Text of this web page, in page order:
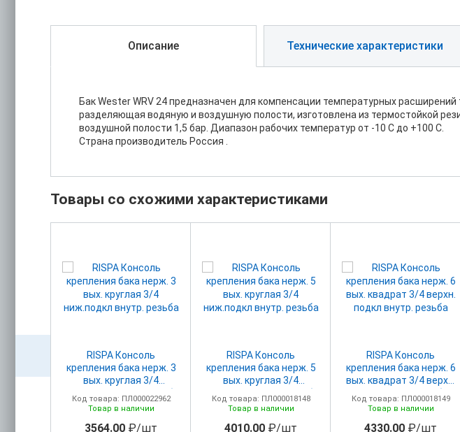
Описание Технические характеристики
Бак Wester WRV 24 предназначен для компенсации температурных
разделяющая водяную и воздушную полости, изготовлена из термостойкой
воздушной полости 1,5 бар. Диапазон рабочих температур от -10 С до +100 С.
Страна производитель Россия .
Товары со схожими характеристиками
RISPA Консоль
крепления бака нерж. 3
вых. круглая 3/4
Код товара: ПЛ000022962
Товар в наличии
3564.00 ₽/шт
RISPA Консоль
крепления бака нерж. 5
вых. круглая 3/4
Код товара: ПЛ000018148
Товар в наличии
4010.00 ₽/шт
RISPA Консоль
крепления бака нерж. 6
вых. квадрат 3/4 верхн.
Код товара: ПЛ000018149
Товар в наличии
4330.00 ₽/шт